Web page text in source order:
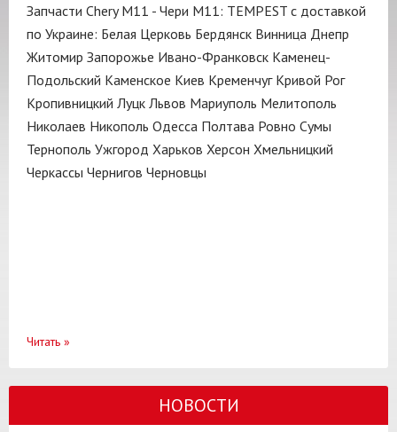
Запчасти Chery M11 - Чери М11: TEMPEST с доставкой
по Украине: Белая Церковь Бердянск Винница Днепр
Житомир Запорожье Ивано-Франковск Каменец-
Подольский Каменское Киев Кременчуг Кривой Рог
Кропивницкий Луцк Львов Мариуполь Мелитополь
Николаев Никополь Одесса Полтава Ровно Сумы
Тернополь Ужгород Харьков Херсон Хмельницкий
Черкассы Чернигов Черновцы
Читать »
НОВОСТИ